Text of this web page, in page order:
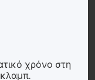
χρόνο στη